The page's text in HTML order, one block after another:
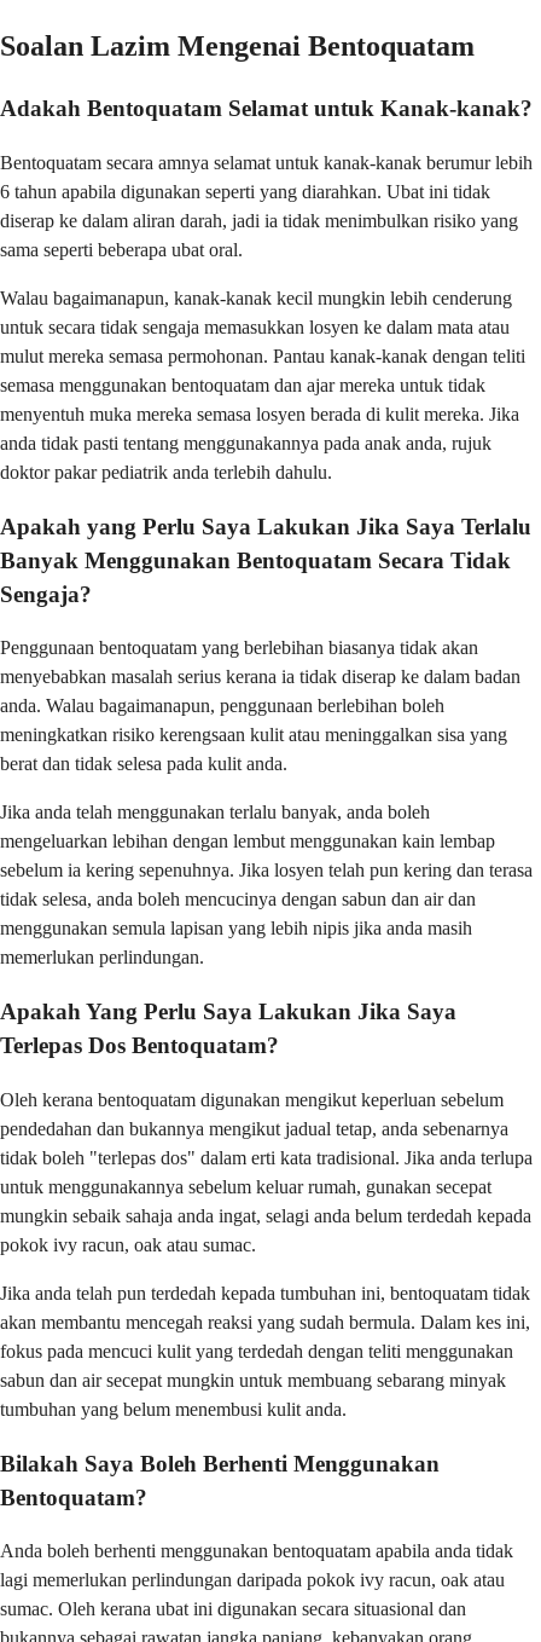
Soalan Lazim Mengenai Bentoquatam
Adakah Bentoquatam Selamat untuk Kanak-kanak?
Bentoquatam secara amnya selamat untuk kanak-kanak berumur lebih
6 tahun apabila digunakan seperti yang diarahkan. Ubat ini tidak
diserap ke dalam aliran darah, jadi ia tidak menimbulkan risiko yang
sama seperti beberapa ubat oral.
Walau bagaimanapun, kanak-kanak kecil mungkin lebih cenderung
untuk secara tidak sengaja memasukkan losyen ke dalam mata atau
mulut mereka semasa permohonan. Pantau kanak-kanak dengan teliti
semasa menggunakan bentoquatam dan ajar mereka untuk tidak
menyentuh muka mereka semasa losyen berada di kulit mereka. Jika
anda tidak pasti tentang menggunakannya pada anak anda, rujuk
doktor pakar pediatrik anda terlebih dahulu.
Apakah yang Perlu Saya Lakukan Jika Saya Terlalu
Banyak Menggunakan Bentoquatam Secara Tidak
Sengaja?
Penggunaan bentoquatam yang berlebihan biasanya tidak akan
menyebabkan masalah serius kerana ia tidak diserap ke dalam badan
anda. Walau bagaimanapun, penggunaan berlebihan boleh
meningkatkan risiko kerengsaan kulit atau meninggalkan sisa yang
berat dan tidak selesa pada kulit anda.
Jika anda telah menggunakan terlalu banyak, anda boleh
mengeluarkan lebihan dengan lembut menggunakan kain lembap
sebelum ia kering sepenuhnya. Jika losyen telah pun kering dan terasa
tidak selesa, anda boleh mencucinya dengan sabun dan air dan
menggunakan semula lapisan yang lebih nipis jika anda masih
memerlukan perlindungan.
Apakah Yang Perlu Saya Lakukan Jika Saya
Terlepas Dos Bentoquatam?
Oleh kerana bentoquatam digunakan mengikut keperluan sebelum
pendedahan dan bukannya mengikut jadual tetap, anda sebenarnya
tidak boleh "terlepas dos" dalam erti kata tradisional. Jika anda terlupa
untuk menggunakannya sebelum keluar rumah, gunakan secepat
mungkin sebaik sahaja anda ingat, selagi anda belum terdedah kepada
pokok ivy racun, oak atau sumac.
Jika anda telah pun terdedah kepada tumbuhan ini, bentoquatam tidak
akan membantu mencegah reaksi yang sudah bermula. Dalam kes ini,
fokus pada mencuci kulit yang terdedah dengan teliti menggunakan
sabun dan air secepat mungkin untuk membuang sebarang minyak
tumbuhan yang belum menembusi kulit anda.
Bilakah Saya Boleh Berhenti Menggunakan
Bentoquatam?
Anda boleh berhenti menggunakan bentoquatam apabila anda tidak
lagi memerlukan perlindungan daripada pokok ivy racun, oak atau
sumac. Oleh kerana ubat ini digunakan secara situasional dan